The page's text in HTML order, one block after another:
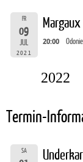
FR
09
JUL
2021
20:00
2022
Termin-
SA Underkarl